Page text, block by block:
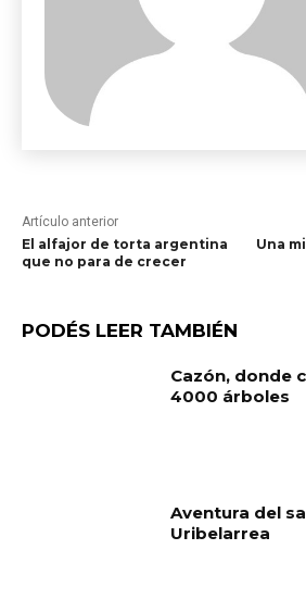
Artículo anterior
El alfajor de torta argentina
que no para de crecer
Una
PODÉS LEER TAMBIÉN
Cazón, donde
4000 árboles
Aventura del
Uribelarrea